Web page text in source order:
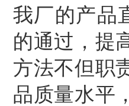
我厂的产品
的通过，提
方法不但职
品质量水平